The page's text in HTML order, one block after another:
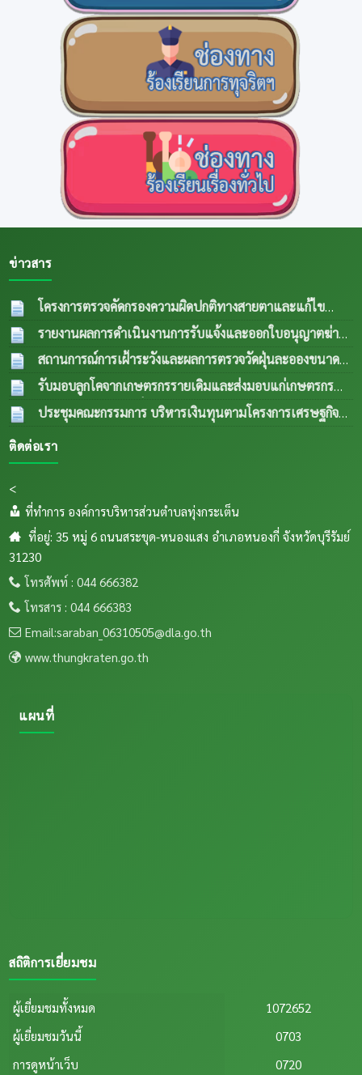
ข่าวสาร
โครงการตรวจคัดกรองความผิดปกติทางสายตาและแก้ไข
ความผิดปกติด้านการมองเห็นในกลุ่มผู้สูงอายุและผู้ด้อยโอกาส
ปีงบประมาณ พ.ศ.2569
04 ส.ค. 2569
รายงานผลการดำเนินงานการรับแจ้งและออกใบอนุญาตฆ่า
สัตว์ประจำเดือน กรกฎาคม 2569
04 ส.ค. 2569
สถานการณ์การเฝ้าระวังและผลการตรวจวัดฝุ่นละอองขนาด
เล็ก PM 2.5 ประจำเดือน กรกฎาคม 2569
04 ส.ค.
2569
รับมอบลูกโคจากเกษตรกรรายเดิมและส่งมอบแก่เกษตรกร
รายใหม่ (กรณีลูกตัวที่ 1 เพศเมีย อายุครบ 18 เดือน ขยายให้
เกษตรกรรายใหม่) เป็นการส่งพื้นทีตำบลทุ่งกเสริมอาชีพเลี้ยง
สัตว์แก่เกษตรกรในระเต็น โดยการให้ยืมเพื่อการผลิต ภายใต้
ประชุมคณะกรรมการ บริหารเงินทุนตามโครงการเศรษฐกิจ
ติดต่อเรา
<
ที่ทำการ องค์การบริหารส่วนตำบลทุ่งกระเต็น
ที่อยู่: 35 หมู่ 6 ถนนสระขุด-หนองแสง อำเภอหนองกี่ จังหวัดบุรีรัมย์
31230
โทรศัพท์ : 044 666382
โทรสาร : 044 666383
Email:saraban_06310505@dla.go.th
www.thungkraten.go.th
แผนที่
สถิติการเยี่ยมชม
ผู้เยี่ยมชมทั้งหมด
1072652
ผู้เยี่ยมชมวันนี้
0703
การดูหน้าเว็บ
0720